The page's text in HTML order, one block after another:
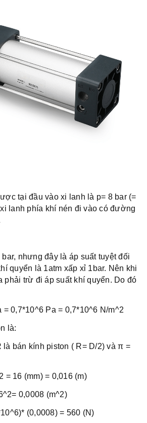
tại đầu vào xi lanh là p= 8 bar (=
lanh phía khí nén đi vào có đường
nhưng đây là áp suất tuyệt đối
quyển là 1atm xấp xỉ 1bar. Nên khi
phải trừ đi áp suất khí quyển. Do đó
= 0,7*10^6 Pa = 0,7*10^6 N/m^2
là:
là bán kính piston ( R= D/2) và π =
= 16 (mm) = 0,016 (m)
0,0008 (m^2)
(0,0008) = 560 (N)